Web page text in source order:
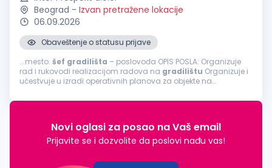
Beograd - Izvan pretražene lokacije
06.09.2026
Obaveštenje o statusu prijave
...mesto: šef gradilišta – poslovođa OPIS POSLA: Organizuje
rad i rukovodi realizacijom radova na gradilištu Organizuje i
učestvuje u izradi operativnih planova za objekte na
snagom, materijalom...
Novi oglasi za posao na Vaš email
Prijavite se i dozvolite da poslovi nađu vas!